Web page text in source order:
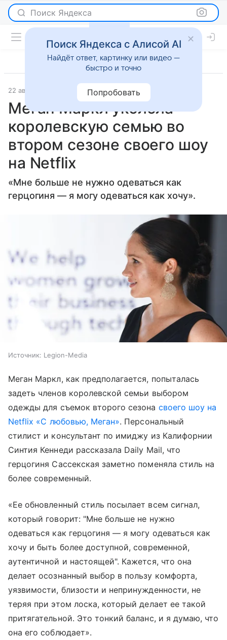
Поиск Яндекса
22 августа 2025 Журнал OK! Светская жизнь
Меган Маркл уколола
королевскую семью во
втором сезоне своего шоу
на Netflix
«Мне больше не нужно одеваться как
герцогиня — я могу одеваться как хочу».
Источник: Legion-Media
Меган Маркл, как предполагается, попыталась
задеть членов королевской семьи выбором
одежды для съемок второго сезона своего шоу на
Netflix «С любовью, Меган». Персональный
стилист и консультант по имиджу из Калифорнии
Синтия Кеннеди рассказала Daily Mail, что
герцогиня Сассекская заметно поменяла стиль на
более современный.
«Ее обновленный стиль посылает всем сигнал,
который говорит: "Мне больше не нужно
одеваться как герцогиня — я могу одеваться как
хочу и быть более доступной, современной,
аутентичной и настоящей". Кажется, что она
делает осознанный выбор в пользу комфорта,
уязвимости, близости и непринужденности, не
теряя при этом лоска, который делает ее такой
притягательной. Это тонкий баланс, и я думаю, что
она его соблюдает».
Поиск Яндекса с Алисой AI
Найдёт ответ, картинку или видео —
быстро и точно
Попробовать